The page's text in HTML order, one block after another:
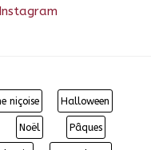
niçoise Halloween
Noël Pâques